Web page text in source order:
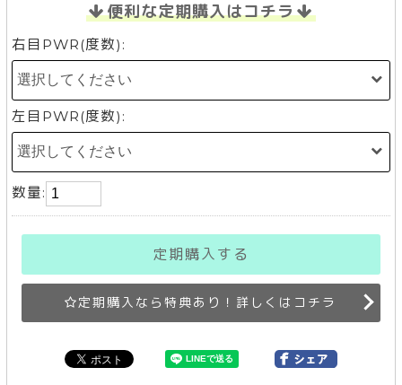
便利な定期購入はコチラ
右目PWR(度数):
左目PWR(度数):
数量:
定期購入する
定期購入なら特典あり！詳しくはコチラ